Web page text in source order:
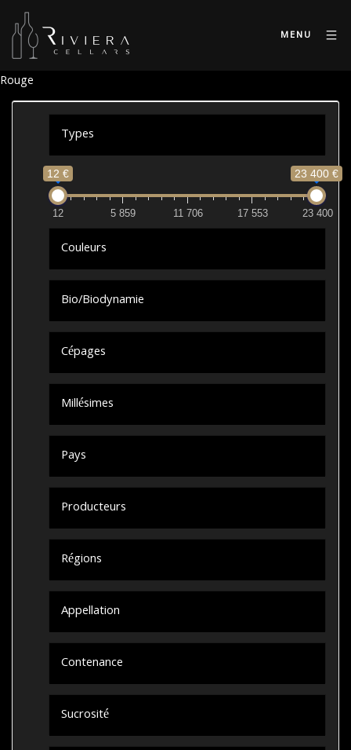
MENU
Rouge
Types
12 € 23 400 €
12 5 859 11 706 17 553 23 400
Couleurs
Bio/Biodynamie
Cépages
Millésimes
Pays
Producteurs
Régions
Appellation
Contenance
Sucrosité